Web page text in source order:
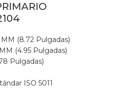
(8.72 Pulgadas)
(4.95 Pulgadas)
Pulgadas)
ISO 5011